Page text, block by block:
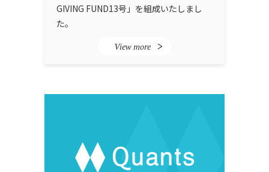
GIVING FUND13号」を組成いたしまし
た。
View more